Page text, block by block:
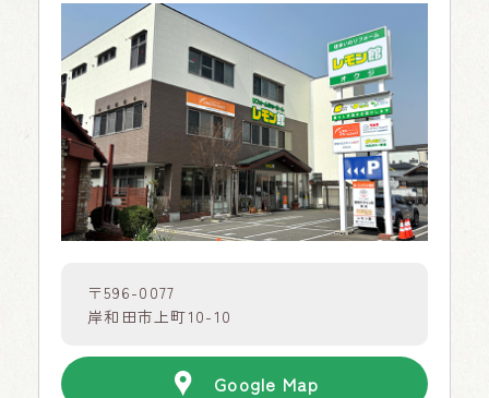
〒596-0077
岸和田市上町10-10
Google Map